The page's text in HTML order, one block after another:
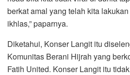
berkat amal yang telah kita
ikhlas,” paparnya.
Diketahui, Konser Langit itu
Komunitas Berani Hijrah yang
Fatih United. Konser Langit itu